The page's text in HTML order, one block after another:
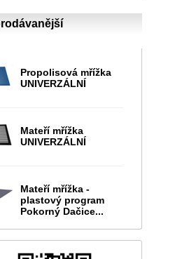
Propolisová mřížka
UNIVERZÁLNÍ
Mateří mřížka
UNIVERZÁLNÍ
Mateří mřížka -
plastový program
Pokorný Dačice...